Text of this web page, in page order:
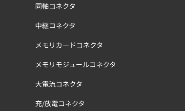
同軸コネクタ
中継コネクタ
メモリカードコネクタ
メモリモジュールコネクタ
大電流コネクタ
充/放電コネクタ